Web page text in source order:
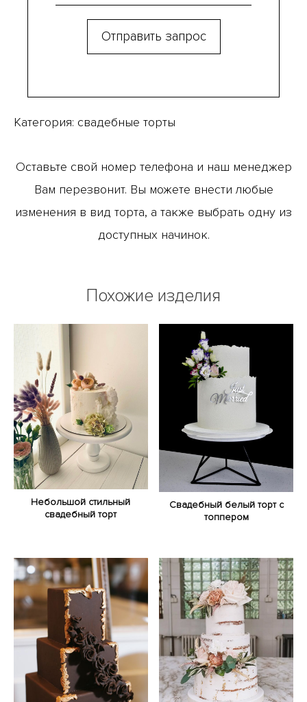
Категория: свадебные торты
Оставьте свой номер телефона и наш менеджер
Вам перезвонит. Вы можете внести любые
изменения в вид торта, а также выбрать одну из
доступных начинок.
Похожие изделия
Небольшой стильный
свадебный торт
Свадебный белый торт с
топпером